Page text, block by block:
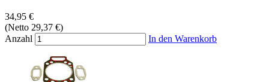
34,95 €
(Netto 29,37 €)
Anzahl
In den Warenkorb